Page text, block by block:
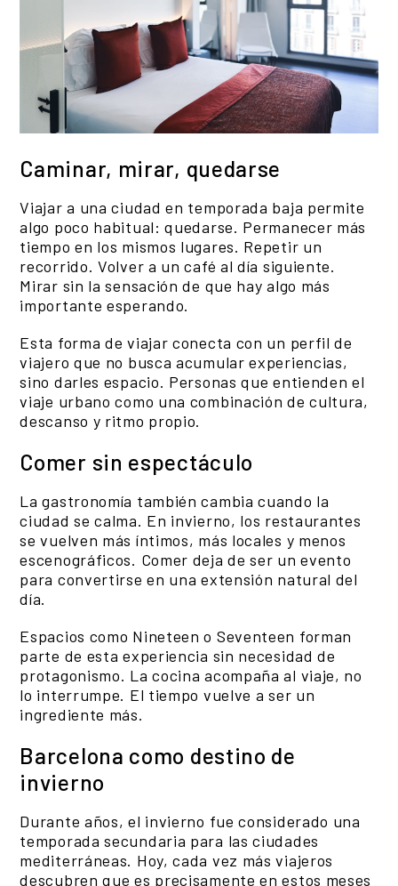
Caminar, mirar, quedarse
Viajar a una ciudad en temporada baja permite
algo poco habitual: quedarse. Permanecer más
tiempo en los mismos lugares. Repetir un
recorrido. Volver a un café al día siguiente.
Mirar sin la sensación de que hay algo más
importante esperando.
Esta forma de viajar conecta con un perfil de
viajero que no busca acumular experiencias,
sino darles espacio. Personas que entienden el
viaje urbano como una combinación de cultura,
descanso y ritmo propio.
Comer sin espectáculo
La gastronomía también cambia cuando la
ciudad se calma. En invierno, los restaurantes
se vuelven más íntimos, más locales y menos
escenográficos. Comer deja de ser un evento
para convertirse en una extensión natural del
día.
Espacios como Nineteen o Seventeen forman
parte de esta experiencia sin necesidad de
protagonismo. La cocina acompaña al viaje, no
lo interrumpe. El tiempo vuelve a ser un
ingrediente más.
Barcelona como destino de
invierno
Durante años, el invierno fue considerado una
temporada secundaria para las ciudades
mediterráneas. Hoy, cada vez más viajeros
descubren que es precisamente en estos meses